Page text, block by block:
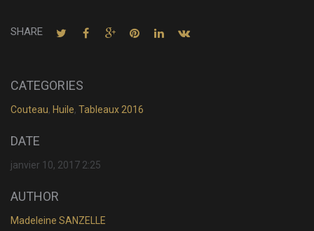
SHARE
CATEGORIES
Couteau, Huile, Tableaux 2016
DATE
janvier 10, 2017 2:25
AUTHOR
Madeleine SANZELLE